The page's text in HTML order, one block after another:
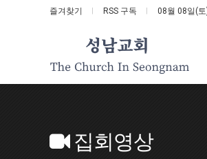
즐겨찾기 RSS 구독 08월 08일(토
집회영상